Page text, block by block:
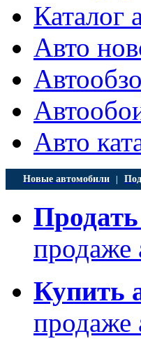
Каталог
Авто
Авто
Новые автомобили
продаже
Купить
продаже